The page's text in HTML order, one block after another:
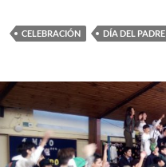
CELEBRACIÓN DÍA DEL PADRE